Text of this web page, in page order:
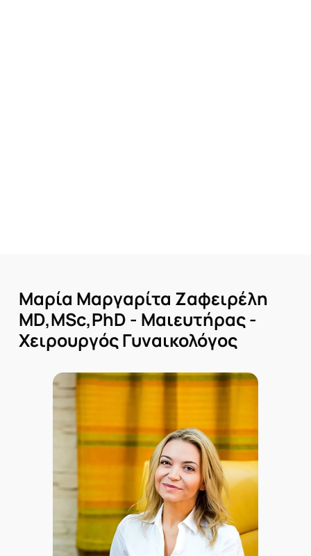
Μαρία Μαργαρίτα Ζαφειρέλη
MD,MSc,PhD - Μαιευτήρας-
ΧειρουργόςΓυναικολόγος